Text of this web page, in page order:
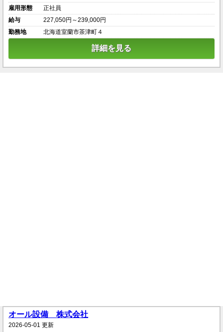
雇用形態
正社員
給与
227,050円～239,000円
勤務地
北海道室蘭市茶津町４
詳細を見る
オール設備 株式会社
2026-05-01 更新